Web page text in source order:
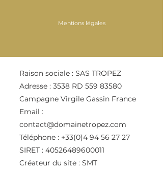
Mentions légales
Raison sociale : SAS TROPEZ
Adresse : 3538 RD 559 83580
Campagne Virgile Gassin France
Email :
contact@domainetropez.com
Téléphone : +33(0)4 94 56 27 27
SIRET : 40526489600011
Créateur du site : SMT